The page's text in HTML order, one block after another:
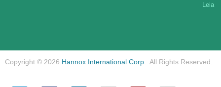
Leia
Copyright © 2026 Hannox International Corp. . All Rights Reserved.